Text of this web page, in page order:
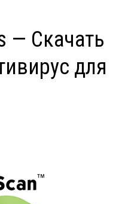
— Скачать
для